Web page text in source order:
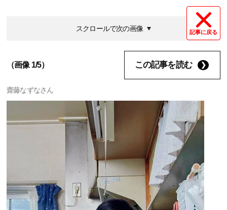
記事に戻る
スクロールで次の画像
（画像 1/5） この記事を読む
齋藤なずなさん